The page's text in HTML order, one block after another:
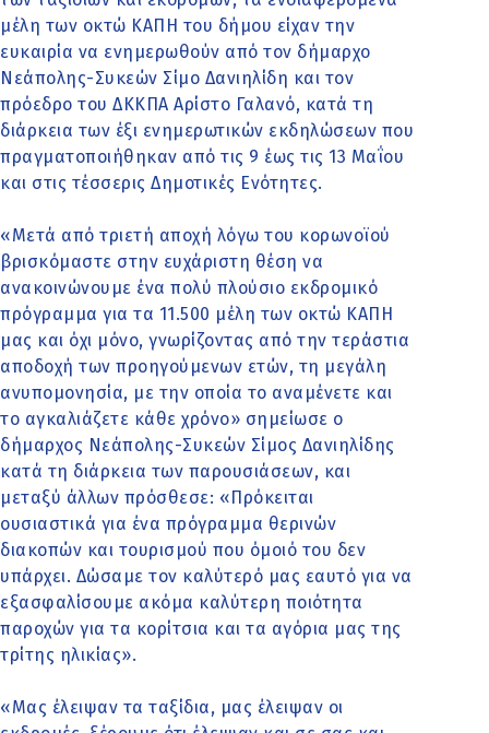
μέλη των οκτώ ΚΑΠΗ του δήμου είχαν την
ευκαιρία να ενημερωθούν από τον δήμαρχο
Νεάπολης-Συκεών Σίμο Δανιηλίδη και τον
πρόεδρο του ΔΚΚΠΑ Αρίστο Γαλανό, κατά τη
διάρκεια των έξι ενημερωτικών εκδηλώσεων που
πραγματοποιήθηκαν από τις 9 έως τις 13 Μαΐου
και στις τέσσερις Δημοτικές Ενότητες.
«Μετά από τριετή αποχή λόγω του κορωνοϊού
βρισκόμαστε στην ευχάριστη θέση να
ανακοινώνουμε ένα πολύ πλούσιο εκδρομικό
πρόγραμμα για τα 11.500 μέλη των οκτώ ΚΑΠΗ
μας και όχι μόνο, γνωρίζοντας από την τεράστια
αποδοχή των προηγούμενων ετών, τη μεγάλη
ανυπομονησία, με την οποία το αναμένετε και
το αγκαλιάζετε κάθε χρόνο» σημείωσε ο
δήμαρχος Νεάπολης-Συκεών Σίμος Δανιηλίδης
κατά τη διάρκεια των παρουσιάσεων, και
μεταξύ άλλων πρόσθεσε: «Πρόκειται
ουσιαστικά για ένα πρόγραμμα θερινών
διακοπών και τουρισμού που όμοιό του δεν
υπάρχει. Δώσαμε τον καλύτερό μας εαυτό για να
εξασφαλίσουμε ακόμα καλύτερη ποιότητα
παροχών για τα κορίτσια και τα αγόρια μας της
τρίτης ηλικίας».
«Μας έλειψαν τα ταξίδια, μας έλειψαν οι